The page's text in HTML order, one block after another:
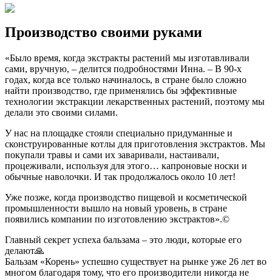
Производство своими руками
«Было время, когда экстракты растений мы изготавливали
сами, вручную, – делится подробностями Инна. – В 90-х
годах, когда все только начиналось, в стране было сложно
найти производство, где применялись бы эффективные
технологии экстракции лекарственных растений, поэтому мы
делали это своими силами.
У нас на площадке стояли специально придуманные и
сконструированные котлы для приготовления экстрактов. Мы
покупали травы и сами их заваривали, настаивали,
процеживали, используя для этого… капроновые носки и
обычные наволочки. И так продолжалось около 10 лет!
Уже позже, когда производство пищевой и косметической
промышленности вышло на новый уровень, в стране
появились компании по изготовлению экстрактов».©️
Главный секрет успеха бальзама – это люди, которые его
делают🙏
Бальзам «Корень» успешно существует на рынке уже 26 лет во
многом благодаря тому, что его производители никогда не